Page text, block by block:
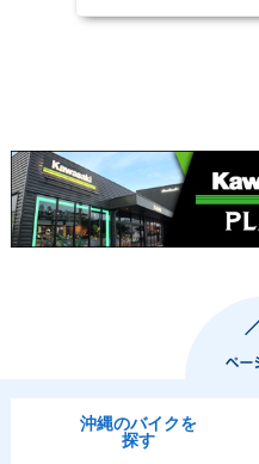
沖縄のバイクを
探す